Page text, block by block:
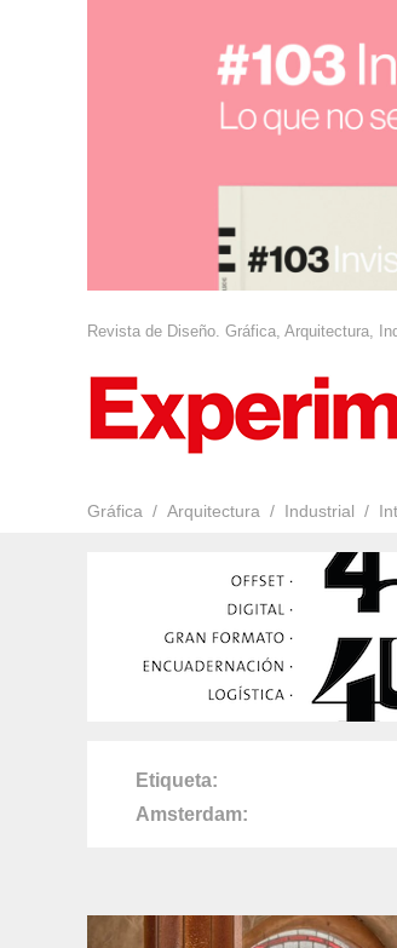
Revista de Diseño. Gráfica, Arquitectura,
Gráfica Arquitectura Industrial
Etiqueta
Amsterdam